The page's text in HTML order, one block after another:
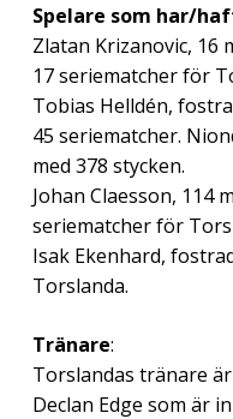
Spelare som har/
Zlatan Krizanovic, 16
17 seriematcher för
Tobias Helldén,
45 seriematcher.
med 378 stycken.
Johan Claesson, 114
seriematcher för
Isak Ekenhard,
Torslanda.
Tränare:
Torslandas tränare
Declan Edge som är